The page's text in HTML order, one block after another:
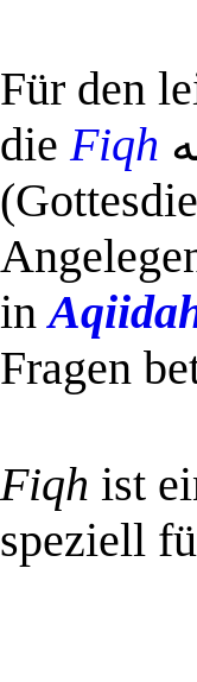
Für den
dieFiqh
in
Fragen
Fiqh ist
speziell